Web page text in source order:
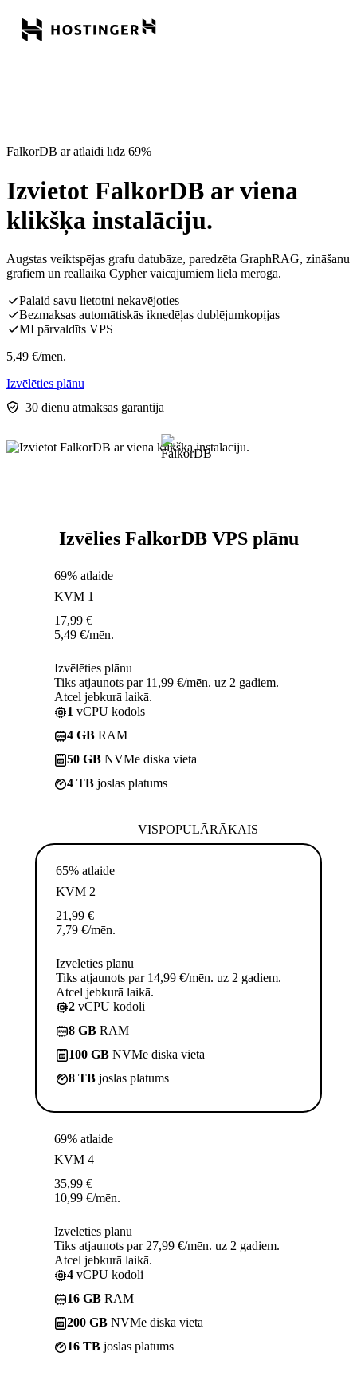
FalkorDB ar atlaidi līdz 69%
Izvietot FalkorDB ar viena
klikšķa instalāciju.
Augstas veiktspējas grafu datubāze, paredzēta GraphRAG, zināšanu
grafiem un reāllaika Cypher vaicājumiem lielā mērogā.
Palaid savu lietotni nekavējoties
Bezmaksas automātiskās iknedēļas dublējumkopijas
MI pārvaldīts VPS
5,49 €/mēn.
Izvēlēties plānu
30 dienu atmaksas garantija
Izvēlies FalkorDB VPS plānu
69% atlaide
KVM 1
17,99 €
5,49 €/mēn.
Izvēlēties plānu
Tiks atjaunots par 11,99 €/mēn. uz 2 gadiem.
Atcel jebkurā laikā.
1 vCPU kodols
4 GB RAM
50 GB NVMe diska vieta
4 TB joslas platums
VISPOPULĀRĀKAIS
65% atlaide
KVM 2
21,99 €
7,79 €/mēn.
Izvēlēties plānu
Tiks atjaunots par 14,99 €/mēn. uz 2 gadiem.
Atcel jebkurā laikā.
2 vCPU kodoli
8 GB RAM
100 GB NVMe diska vieta
8 TB joslas platums
69% atlaide
KVM 4
35,99 €
10,99 €/mēn.
Izvēlēties plānu
Tiks atjaunots par 27,99 €/mēn. uz 2 gadiem.
Atcel jebkurā laikā.
4 vCPU kodoli
16 GB RAM
200 GB NVMe diska vieta
16 TB joslas platums